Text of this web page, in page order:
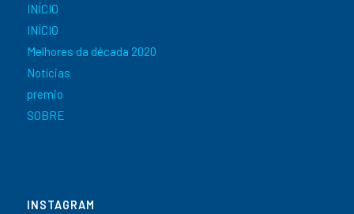
INÍCIO
INÍCIO
Melhores da década 2020
Notícias
premio
SOBRE
INSTAGRAM